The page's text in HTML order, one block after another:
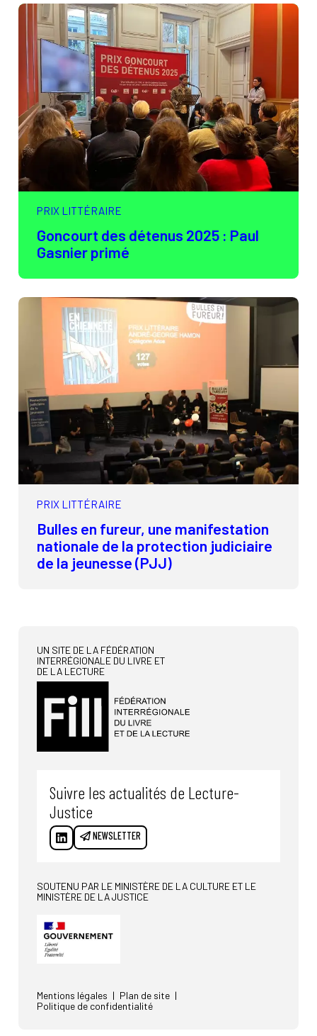
PRIX LITTÉRAIRE
Goncourt des détenus 2025 : Paul
Gasnier primé
PRIX LITTÉRAIRE
Bulles en fureur, une manifestation
nationale de la protection judiciaire
de la jeunesse (PJJ)
UN SITE DE LA FÉDÉRATION
INTERRÉGIONALE DU LIVRE ET
DE LA LECTURE
Suivre les actualités de Lecture-
Justice
NEWSLETTER
SOUTENU PAR LE MINISTÈRE DE LA CULTURE ET LE
MINISTÈRE DE LA JUSTICE
Mentions légales
Plan de site
Politique de confidentialité